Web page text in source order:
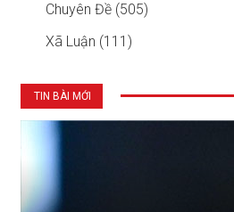
Chuyên Đề (505)
Xã Luận (111)
TIN BÀI MỚI